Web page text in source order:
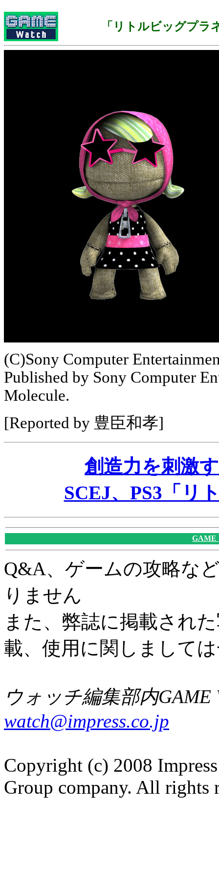
「リトルビッグプラ
(C)Sony Computer
Published by Sony Computer
Molecule.
[Reported by 豊臣和孝]
創造力を刺激
SCEJ、PS3「リ
GAME
Q&A、ゲームの攻略な
りません
また、弊誌に掲載され
載、使用に関しまして
ウォッチ編集部内GAME
watch@impress.co.jp
Copyright (c) 2008
Group company. All rights